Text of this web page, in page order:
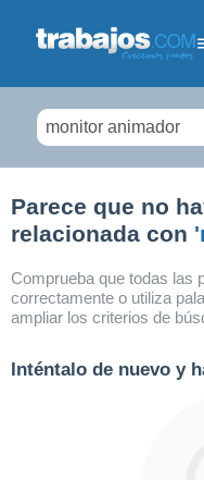
Parece que no
relacionada con
Comprueba que todas las
correctamente o utiliza
ampliar los criterios de
Inténtalo de nuevo y